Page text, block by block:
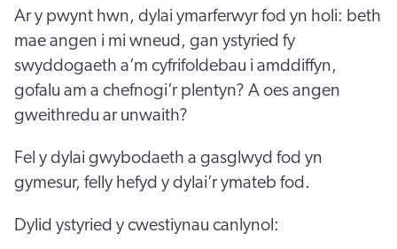
Ar y pwynt hwn, dylai ymarferwyr fod yn holi: beth
mae angen i mi wneud, gan ystyried fy
swyddogaeth a’m cyfrifoldebau i amddiffyn,
gofalu am a chefnogi’r plentyn? A oes angen
gweithredu ar unwaith?
Fel y dylai gwybodaeth a gasglwyd fod yn
gymesur, felly hefyd y dylai’r ymateb fod.
Dylid ystyried y cwestiynau canlynol: